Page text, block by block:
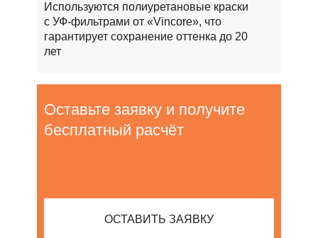
Используются полиуретановые краски
с УФ-фильтрами от «Vincore», что
гарантирует сохранение оттенка до 20
лет
ОСТАВИТЬ ЗАЯВКУ
Оставьте заявку и получите
бесплатный расчёт